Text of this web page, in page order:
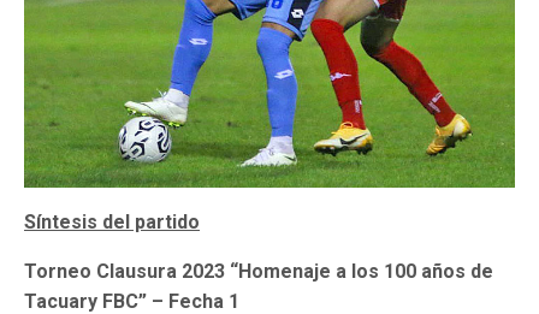
Síntesis del partido
Torneo Clausura 2023 “Homenaje a los 100 años de
Tacuary FBC” – Fecha 1